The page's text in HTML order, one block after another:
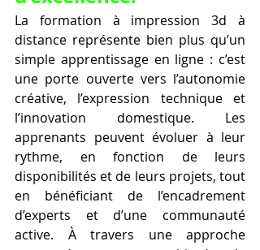
La formation à impression 3d à
distance représente bien plus qu’un
simple apprentissage en ligne : c’est
une porte ouverte vers l’autonomie
créative, l’expression technique et
l’innovation domestique. Les
apprenants peuvent évoluer à leur
rythme, en fonction de leurs
disponibilités et de leurs projets, tout
en bénéficiant de l’encadrement
d’experts et d’une communauté
active. À travers une approche